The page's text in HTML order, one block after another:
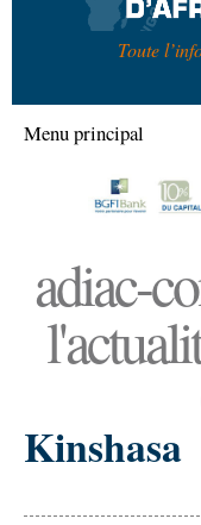
Toute
Menu principal
adiac-
Kinshasa